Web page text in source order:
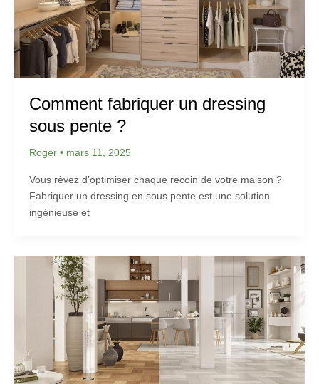
Comment fabriquer un dressing
sous pente ?
Roger • mars 11, 2025
Vous rêvez d’optimiser chaque recoin de votre maison ?
Fabriquer un dressing en sous pente est une solution
ingénieuse et